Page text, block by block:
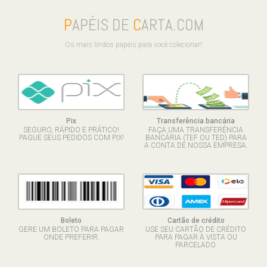
PAPÉIS DE CARTA.COM
Os mais lindos papéis para você colecionar!
Pix
SEGURO, RÁPIDO E PRÁTICO!
PAGUE SEUS PEDIDOS COM PIX!
Transferência bancária
FAÇA UMA TRANSFERÊNCIA
BANCÁRIA (TEF OU TED) PARA
A CONTA DE NOSSA EMPRESA.
Boleto
GERE UM BOLETO PARA PAGAR
ONDE PREFERIR.
Cartão de crédito
USE SEU CARTÃO DE CRÉDITO
PARA PAGAR À VISTA OU
PARCELADO.